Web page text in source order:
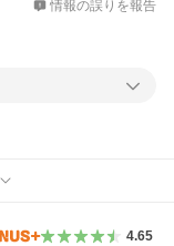
情報の誤りを報告
4.65